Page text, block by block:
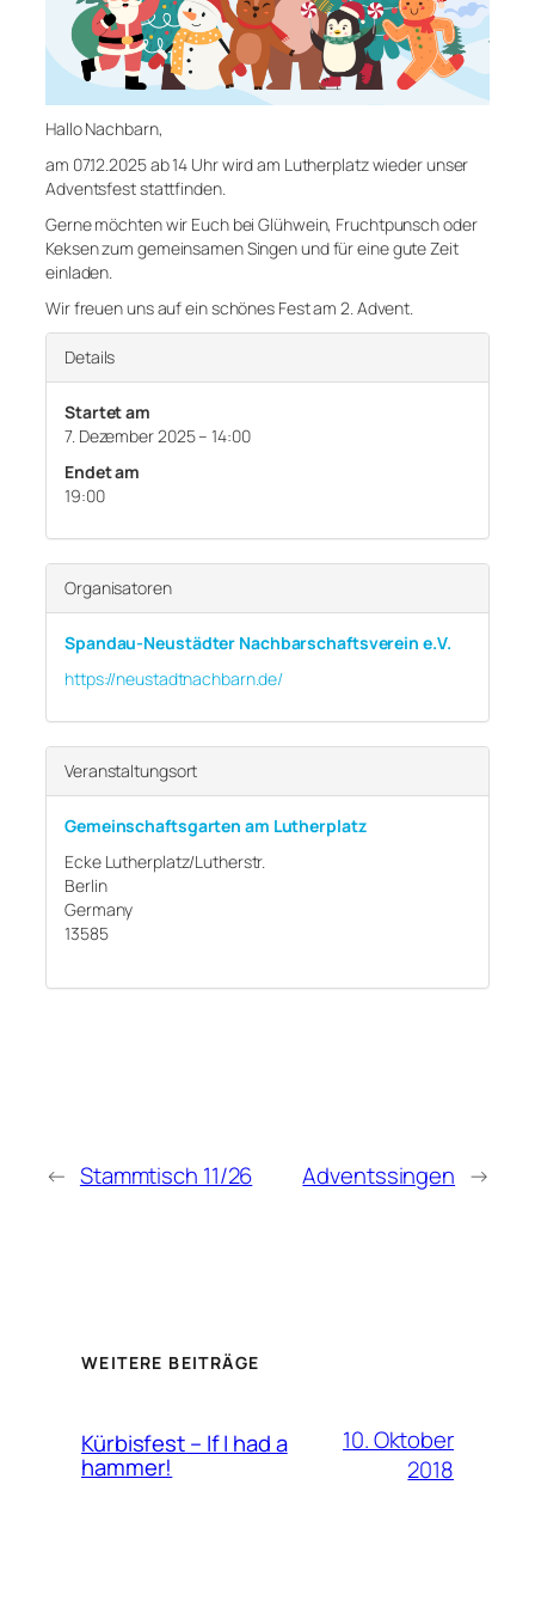
Hallo Nachbarn,
am 07.12.2025 ab 14 Uhr wird am Lutherplatz wieder unser
Adventsfest stattfinden.
Gerne möchten wir Euch bei Glühwein, Fruchtpunsch oder
Keksen zum gemeinsamen Singen und für eine gute Zeit
einladen.
Wir freuen uns auf ein schönes Fest am 2. Advent.
Details
Startet am
7. Dezember 2025 – 14:00
Endet am
19:00
Organisatoren
Spandau-Neustädter Nachbarschaftsverein e.V.
https://neustadtnachbarn.de/
Veranstaltungsort
Gemeinschaftsgarten am Lutherplatz
Ecke Lutherplatz/Lutherstr.
Berlin
Germany
13585
← Stammtisch 11/26 Adventssingen →
WEITERE BEITRÄGE
Kürbisfest – If I had a
hammer!
10. Oktober
2018